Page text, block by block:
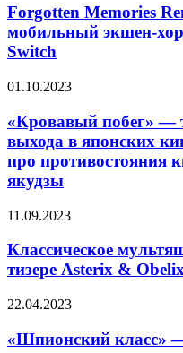
они
хотели,
в
трейлере
Remastered
неплохой
мобильный
хоррор
на
Switch
Forgotten Memories
мобильный экшен-
Switch
«Кровавый
—
тизер,
уточняющий
месяц
выхода
японских
полнометражки
противостояния
вампиров
якудзы
01.10.2023
«Кровавый побег» —
выхода в японских
про противостояния
якудзы
Классическое
избиение
в
Asterix
Obelix
11.09.2023
Классическое
тизере Asterix &
«Шпионский
—
22.04.2023
«Шпионский класс»